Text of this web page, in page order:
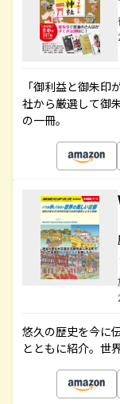
「御利益と御朱
社から厳選して御
の一冊。
悠久の歴史を今に
とともに紹介。世